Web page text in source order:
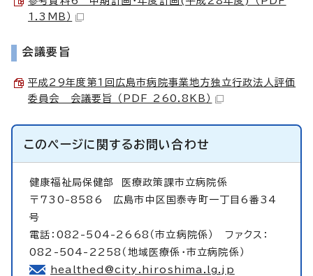
1.3MB）
会議要旨
平成29年度第1回広島市病院事業地方独立行政法人評価
委員会 会議要旨 （PDF 260.8KB）
このページに関するお問い合わせ
健康福祉局保健部
医療政策課市立病院係
〒730-8586 広島市中区国泰寺町一丁目6番34
号
電話：082-504-2668（市立病院係） ファクス：
082-504-2258（地域医療係・市立病院係）
healthed@city.hiroshima.lg.jp